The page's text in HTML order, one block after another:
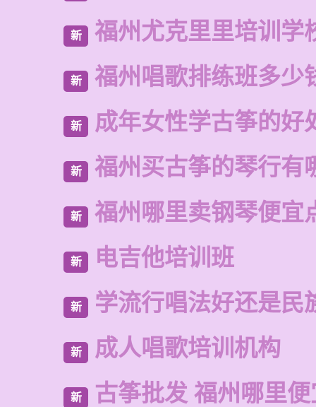
新 福州尤克里里培训学
新 福州唱歌排练班多少
新 成年女性学古筝的好
新 福州买古筝的琴行有
新 福州哪里卖钢琴便宜
新 电吉他培训班
新 学流行唱法好还是民
新 成人唱歌培训机构
新 古筝批发 福州哪里